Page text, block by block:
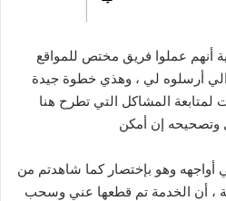
أنهم عملوا فريق مختص للمواقع
أرسلوه لي ، وهذي خطوة جيدة
لمتابعة المشاكل التي تطرح هنا
وتصحيحه إن أمكن
وهو بإختصار كما شاهدتم من
، أن الخدمة تم قطعها عني وسحب